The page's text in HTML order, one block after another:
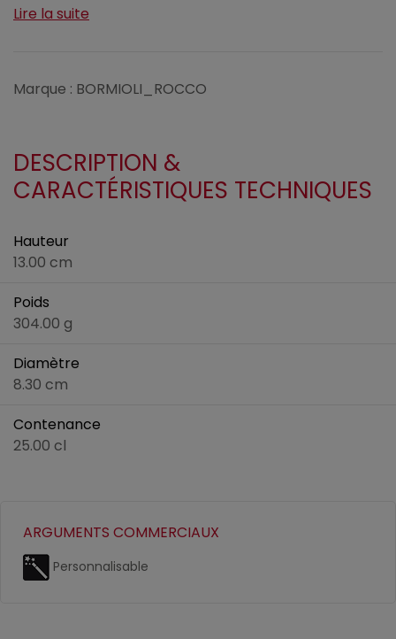
Lire la suite
Marque : BORMIOLI_ROCCO
DESCRIPTION &
CARACTÉRISTIQUES TECHNIQUES
Hauteur
13.00 cm
Poids
304.00 g
Diamètre
8.30 cm
Contenance
25.00 cl
ARGUMENTS COMMERCIAUX
Personnalisable